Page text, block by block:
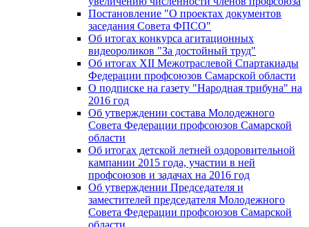
Постановление "О проектах документов
заседания Совета ФПСО"
Об итогах конкурса агитационных
видеороликов "За достойный труд"
Об итогах XII Межотраслевой Спартакиады
Федерации профсоюзов Самарской области
О подписке на газету "Народная трибуна" на
2016 год
Об утверждении состава Молодежного
Совета Федерации профсоюзов Самарской
области
Об итогах детской летней оздоровительной
кампании 2015 года, участии в ней
профсоюзов и задачах на 2016 год
Об утверждении Председателя и
заместителей председателя Молодежного
Совета Федерации профсоюзов Самарской
области